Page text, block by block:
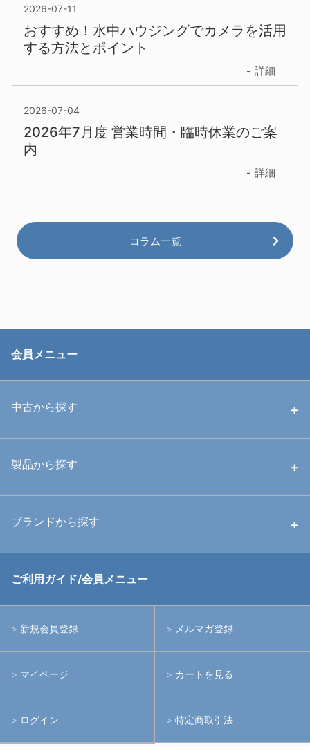
2026-07-11
おすすめ！水中ハウジングでカメラを活用
する方法とポイント
詳細
2026-07-04
2026年7月度 営業時間・臨時休業のご案
内
詳細
コラム一覧
会員メニュー
中古から探す
中古ハウジング
中古アームシステム
製品から探す
ハウジング
ブランドから探す
RGBlue
イノン
フィッシュアイ
ご利用ガイド/会員メニュー
新規会員登録 メルマガ登録
マイページ カートを見る
ログイン 特定商取引法